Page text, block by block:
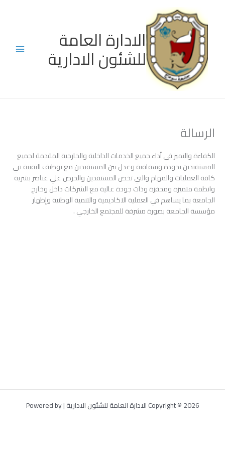
المحتوى
الادارة العامة
للشئون الادارية
الرسالة
الكفاءة والتميز في أداء جميع الخدمات الداخلية والخارجية المقدمة لجميع
المستفيدين بجودة وشفافية وعدل بين المستفيدين مع توظيف التقنية في
كافة العمليات والمهام والتي تخص المستفدين والحرص علي عناصر بشرية
وانظمة متميزة ومحفزة وذات جودة عالية مع الشركات داخل وخارج
الجامعة بما يساهم في العملية الاكاديمية والتنمية الوطنية وإظهار
مؤسسة الجامعة بصورة مشرفة للمجتمع الخارجي .
Copyright © 2026 الادارة العامة للشئون الادارية | Powered by